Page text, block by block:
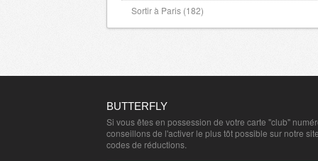
Sortir à Paris (182)
BUTTERFLY
Si vous êtes en possession de votre carte "club"
conseillons de l'activer le plus tôt possible sur notre
codes de réductions.